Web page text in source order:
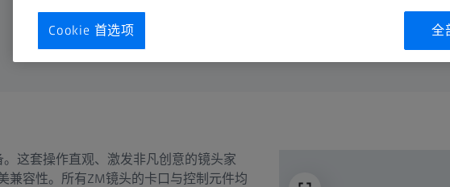
这套操作直观、激发非凡创意的镜头家
兼容性。所有ZM镜头的卡口与控制元件均
Cookie 首选项 全